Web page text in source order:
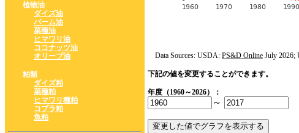
植物油
ダイズ油
パーム油
菜種油
ヒマワリ油
ココナッツ油
オリーブ油
粕類
ダイズ粕
菜種粕
ヒマワリ種粕
コプラ粕
魚粕
Data Sources: USDA: PS&D Online July 2026;
下記の値を変更することができます。
年度（1960～2026）：
～